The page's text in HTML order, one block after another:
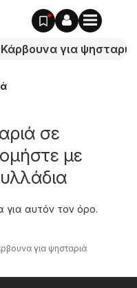
σε
με
για αυτόν τον όρο.
για ψησταριά